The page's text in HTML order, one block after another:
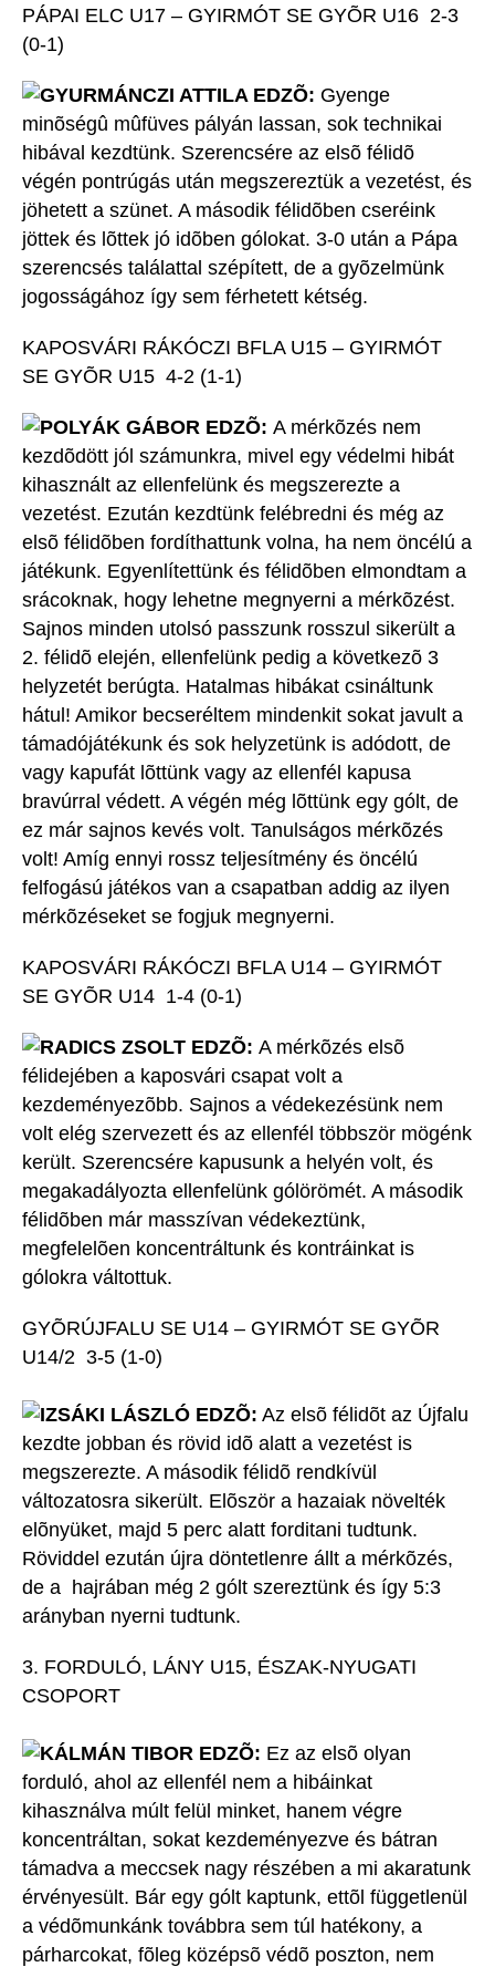
PÁPAI ELC U17 – GYIRMÓT SE GYÕR U16 2-3
(0-1)
GYURMÁNCZI ATTILA EDZÕ: Gyenge
minõségû mûfüves pályán lassan, sok technikai
hibával kezdtünk. Szerencsére az elsõ félidõ
végén pontrúgás után megszereztük a vezetést, és
jöhetett a szünet. A második félidõben cseréink
jöttek és lõttek jó idõben gólokat. 3-0 után a Pápa
szerencsés találattal szépített, de a gyõzelmünk
jogosságához így sem férhetett kétség.
KAPOSVÁRI RÁKÓCZI BFLA U15 – GYIRMÓT
SE GYÕR U15 4-2 (1-1)
POLYÁK GÁBOR EDZÕ: A mérkõzés nem
kezdõdött jól számunkra, mivel egy védelmi hibát
kihasznált az ellenfelünk és megszerezte a
vezetést. Ezután kezdtünk felébredni és még az
elsõ félidõben fordíthattunk volna, ha nem öncélú a
játékunk. Egyenlítettünk és félidõben elmondtam a
srácoknak, hogy lehetne megnyerni a mérkõzést.
Sajnos minden utolsó passzunk rosszul sikerült a
2. félidõ elején, ellenfelünk pedig a következõ 3
helyzetét berúgta. Hatalmas hibákat csináltunk
hátul! Amikor becseréltem mindenkit sokat javult a
támadójátékunk és sok helyzetünk is adódott, de
vagy kapufát lõttünk vagy az ellenfél kapusa
bravúrral védett. A végén még lõttünk egy gólt, de
ez már sajnos kevés volt. Tanulságos mérkõzés
volt! Amíg ennyi rossz teljesítmény és öncélú
felfogású játékos van a csapatban addig az ilyen
mérkõzéseket se fogjuk megnyerni.
KAPOSVÁRI RÁKÓCZI BFLA U14 – GYIRMÓT
SE GYÕR U14 1-4 (0-1)
RADICS ZSOLT EDZÕ: A mérkõzés elsõ
félidejében a kaposvári csapat volt a
kezdeményezõbb. Sajnos a védekezésünk nem
volt elég szervezett és az ellenfél többször mögénk
került. Szerencsére kapusunk a helyén volt, és
megakadályozta ellenfelünk gólörömét. A második
félidõben már masszívan védekeztünk,
megfelelõen koncentráltunk és kontráinkat is
gólokra váltottuk.
GYÕRÚJFALU SE U14 – GYIRMÓT SE GYÕR
U14/2 3-5 (1-0)
IZSÁKI LÁSZLÓ EDZÕ: Az elsõ félidõt az Újfalu
kezdte jobban és rövid idõ alatt a vezetést is
megszerezte. A második félidõ rendkívül
változatosra sikerült. Elõször a hazaiak növelték
elõnyüket, majd 5 perc alatt forditani tudtunk.
Röviddel ezután újra döntetlenre állt a mérkõzés,
de a hajrában még 2 gólt szereztünk és így 5:3
arányban nyerni tudtunk.
3. FORDULÓ, LÁNY U15, ÉSZAK-NYUGATI
CSOPORT
KÁLMÁN TIBOR EDZÕ: Ez az elsõ olyan
forduló, ahol az ellenfél nem a hibáinkat
kihasználva múlt felül minket, hanem végre
koncentráltan, sokat kezdeményezve és bátran
támadva a meccsek nagy részében a mi akaratunk
érvényesült. Bár egy gólt kaptunk, ettõl függetlenül
a védõmunkánk továbbra sem túl hatékony, a
párharcokat, fõleg középsõ védõ poszton, nem